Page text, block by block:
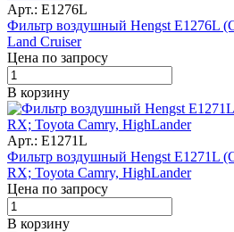
Арт.: E1276L
Фильтр воздушный Hengst E1276L
Land Cruiser
Цена по запросу
В корзину
Арт.: E1271L
Фильтр воздушный Hengst E1271L
RX; Toyota Camry, HighLander
Цена по запросу
В корзину